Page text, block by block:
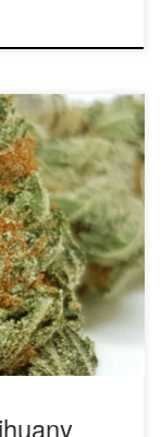
tej odmiany
zmusza do
pacjentów,
tej odmianie
Fakt, że
jest